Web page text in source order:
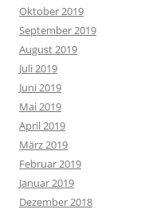
Oktober 2019
September 2019
August 2019
Juli 2019
Juni 2019
Mai 2019
April 2019
März 2019
Februar 2019
Januar 2019
Dezember 2018